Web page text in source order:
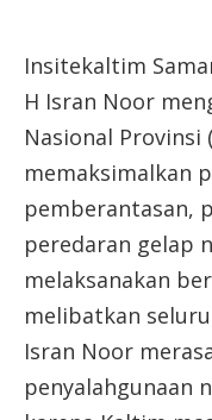
Insitekaltim
H Isran Noor
Nasional Provinsi
memaksimalkan
pemberantasan,
peredaran gelap
melaksanakan
melibatkan
Isran Noor
penyalahgunaan